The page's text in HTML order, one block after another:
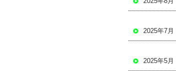
2025年7月
2025年5月